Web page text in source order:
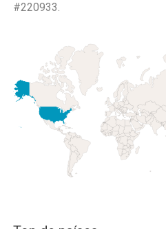
#220933.